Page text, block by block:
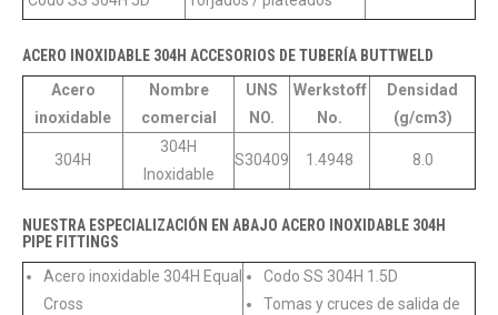
ACERO INOXIDABLE 304H ACCESORIOS DE TUBERÍA BUTTWELD
Acero
inoxidable
Nombre
comercial
UNS
NO.
Werkstoff
No.
Densidad
(g/cm3)
304H
304H
Inoxidable
S30409 1.4948 8.0
NUESTRA ESPECIALIZACIÓN EN ABAJO ACERO INOXIDABLE 304H
PIPE FITTINGS
Acero inoxidable 304H Equal
Cross
Codo SS 304H 1.5D
Tomas y cruces de salida de